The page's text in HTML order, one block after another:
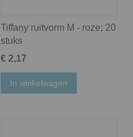
Tiffany ruitvorm M - roze; 20
stuks
€ 2,17
In winkelwagen